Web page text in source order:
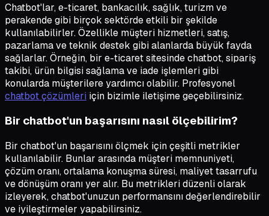
Chatbot'lar, e-ticaret, bankacılık, sağlık, turizm ve
perakende gibi birçok sektörde etkili bir şekilde
kullanılabilirler. Özellikle müşteri hizmetleri, satış,
pazarlama ve teknik destek gibi alanlarda büyük fayda
sağlarlar. Örneğin, bir e-ticaret sitesinde chatbot, sipariş
takibi, ürün bilgisi sağlama ve iade işlemleri gibi
konularda müşterilere yardımcı olabilir. Profesyonel
chatbot çözümleri için bizimle iletişime geçebilirsiniz.
Bir chatbot'un başarısını nasıl ölçebilirim?
Bir chatbot'un başarısını ölçmek için çeşitli metrikler
kullanılabilir. Bunlar arasında müşteri memnuniyeti,
çözüm oranı, ortalama konuşma süresi, maliyet tasarrufu
ve dönüşüm oranı yer alır. Bu metrikleri düzenli olarak
izleyerek, chatbot'unuzun performansını değerlendirebilir
ve iyileştirmeler yapabilirsiniz.